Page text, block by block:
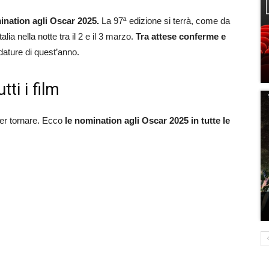
agli Oscar 2025. La 97ª edizione si terrà, come da
nella notte tra il 2 e il 3 marzo. Tra attese conferme e
di quest’anno.
i film
tornare. Ecco le nomination agli Oscar 2025 in tutte le